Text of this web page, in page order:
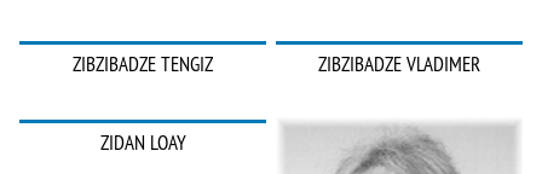
ZIBZIBADZE TENGIZ ZIBZIBADZE VLADIMER
ZIDAN LOAY